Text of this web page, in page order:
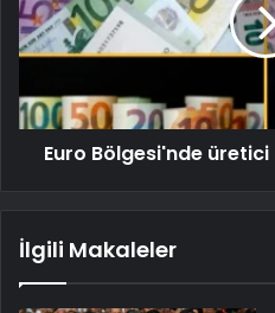
Euro Bölgesi'nde
İlgili Makaleler